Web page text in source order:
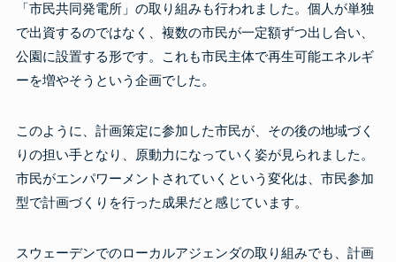
「市民共同発電所」の取り組みも行われました。個人が単独
で出資するのではなく、複数の市民が一定額ずつ出し合い、
公園に設置する形です。これも市民主体で再生可能エネルギ
ーを増やそうという企画でした。
このように、計画策定に参加した市民が、その後の地域づく
りの担い手となり、原動力になっていく姿が見られました。
市民がエンパワーメントされていくという変化は、市民参加
型で計画づくりを行った成果だと感じています。
スウェーデンでのローカルアジェンダの取り組みでも、計画